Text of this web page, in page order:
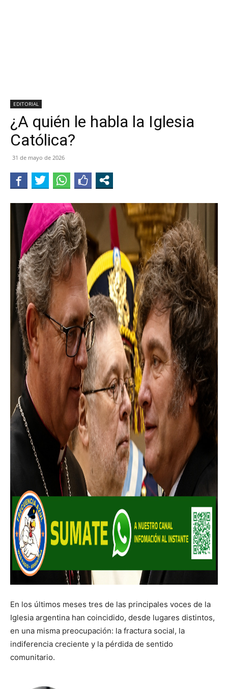
EDITORIAL
¿A quién le habla la Iglesia
Católica?
31 de mayo de 2026
En los últimos meses tres de las principales voces de la
Iglesia argentina han coincidido, desde lugares distintos,
en una misma preocupación: la fractura social, la
indiferencia creciente y la pérdida de sentido
comunitario.